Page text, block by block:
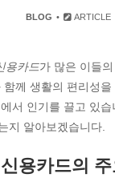
BLOG ARTICLE
용카드가 많은 이들
께 생활의 편리성을
서 인기를 끌고 있
지 알아보겠습니다.
용카드의